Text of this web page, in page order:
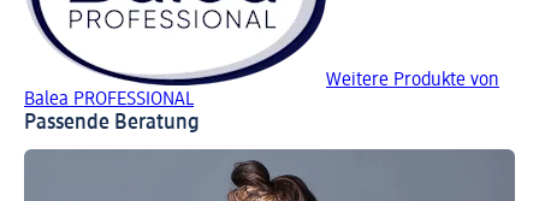
Weitere Produkte von
Balea PROFESSIONAL
Passende Beratung